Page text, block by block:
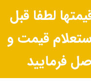
لطفا قبل
قیمت و
فرمایید